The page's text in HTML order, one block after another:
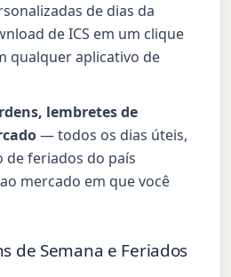
de dias da
de ICS em um clique
qualquer aplicativo de
lembretes de
— todos os dias úteis,
de feriados do país
mercado em que você
de Semana e Feriados